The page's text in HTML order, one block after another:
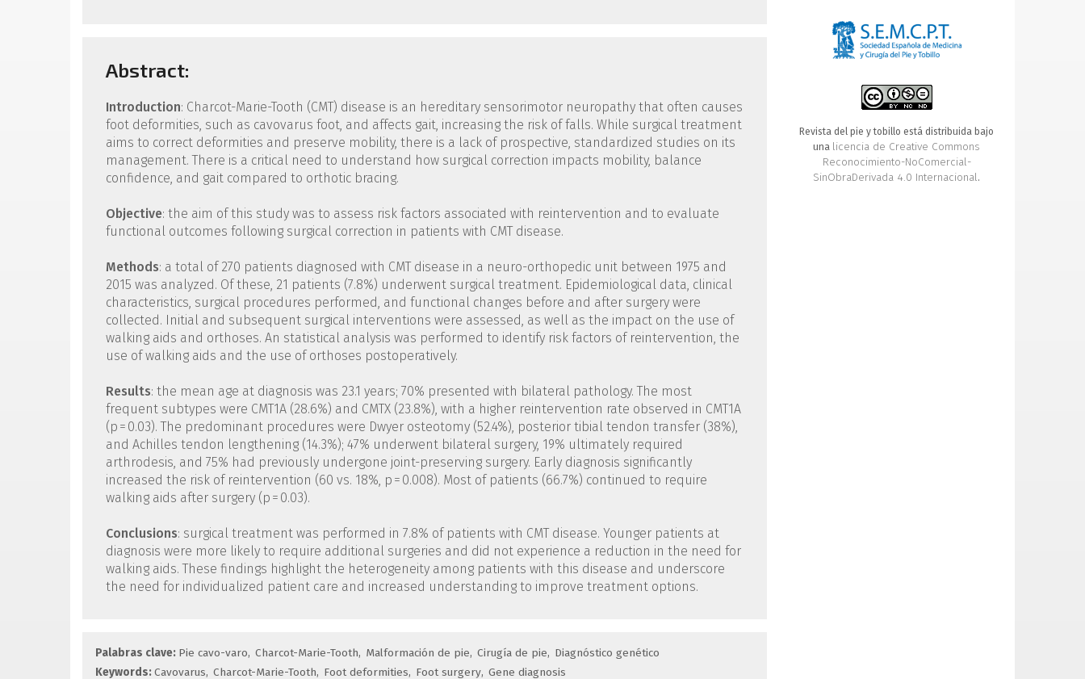
Abstract:
Introduction: Charcot-Marie-Tooth (CMT) disease is an hereditary sensorimotor neuropathy that often causes
foot deformities, such as cavovarus foot, and affects gait, increasing the risk of falls. While surgical treatment
aims to correct deformities and preserve mobility, there is a lack of prospective, standardized studies on its
management. There is a critical need to understand how surgical correction impacts mobility, balance
confidence, and gait compared to orthotic bracing.
Objective: the aim of this study was to assess risk factors associated with reintervention and to evaluate
functional outcomes following surgical correction in patients with CMT disease.
Methods: a total of 270 patients diagnosed with CMT disease in a neuro-orthopedic unit between 1975 and
2015 was analyzed. Of these, 21 patients (7.8%) underwent surgical treatment. Epidemiological data, clinical
characteristics, surgical procedures performed, and functional changes before and after surgery were
collected. Initial and subsequent surgical interventions were assessed, as well as the impact on the use of
walking aids and orthoses. An statistical analysis was performed to identify risk factors of reintervention, the
use of walking aids and the use of orthoses postoperatively.
Results: the mean age at diagnosis was 23.1 years; 70% presented with bilateral pathology. The most
frequent subtypes were CMT1A (28.6%) and CMTX (23.8%), with a higher reintervention rate observed in CMT1A
(p = 0.03). The predominant procedures were Dwyer osteotomy (52.4%), posterior tibial tendon transfer (38%),
and Achilles tendon lengthening (14.3%); 47% underwent bilateral surgery, 19% ultimately required
arthrodesis, and 75% had previously undergone joint-preserving surgery. Early diagnosis significantly
increased the risk of reintervention (60 vs. 18%, p = 0.008). Most of patients (66.7%) continued to require
walking aids after surgery (p = 0.03).
Conclusions: surgical treatment was performed in 7.8% of patients with CMT disease. Younger patients at
diagnosis were more likely to require additional surgeries and did not experience a reduction in the need for
walking aids. These findings highlight the heterogeneity among patients with this disease and underscore
the need for individualized patient care and increased understanding to improve treatment options.
Palabras clave: Pie cavo-varo Charcot-Marie-Tooth Malformación de pie Cirugía de pie
Diagnóstico genético
Keywords:Cavovarus Charcot-Marie-Tooth Foot deformities Foot surgery Gene diagnosis
Revista del pie y tobillo está distribuida bajo
una licencia de Creative Commons
Reconocimiento-NoComercial-
SinObraDerivada 4.0 Internacional.